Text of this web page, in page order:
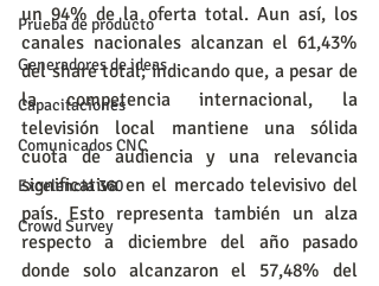
Prueba de producto
Generadores de ideas
Capacitaciones
Comunicados CNC
Excelencia 360
Crowd Survey
un 94% de la oferta total. Aun así, los
canales nacionales alcanzan el 61,43%
del share total; indicando que, a pesar de
la competencia internacional, la
televisión local mantiene una sólida
cuota de audiencia y una relevancia
significativa en el mercado televisivo del
país. Esto representa también un alza
respecto a diciembre del año pasado
donde solo alcanzaron el 57,48% del